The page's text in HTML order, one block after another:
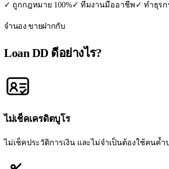
✓ ถูกกฎหมาย 100%✓ ทีมงานมืออาชีพ✓ ทำธุร
จำนอง ขายฝากกับ
Loan DDดีอย่างไร?
ไม่เช็คเครดิตบูโร
ไม่เช็คประวัติการเงิน และไม่จำเป็นต้องใช้คนค้ำ